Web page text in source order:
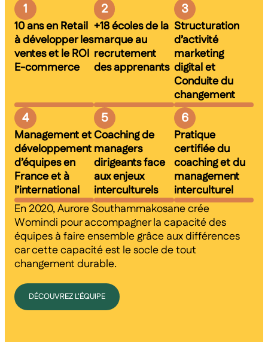
1
10 ans en Retail
à développer les
ventes et le ROI
E-commerce
2
+18 écoles de la
marque au
recrutement
des apprenants
3
Structuration
d’activité
marketing
digital et
Conduite du
changement
4
Management et
développement
d’équipes en
France et à
l’international
5
Coaching de
managers
dirigeants face
aux enjeux
interculturels
6
Pratique
certifiée du
coaching et du
management
interculturel
En 2020, Aurore Southammakosane crée
Womindi pour accompagner la capacité des
équipes à faire ensemble grâce aux différences
car cette capacité est le socle de tout
changement durable.
DÉCOUVREZ L'ÉQUIPE